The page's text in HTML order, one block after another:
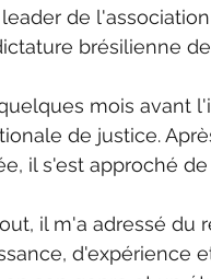
de
brésilienne
mois avant
de justice.
il s'est approché
il m'a adressé du
d'expérience